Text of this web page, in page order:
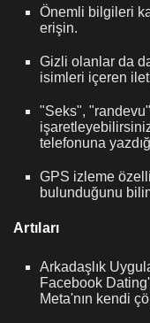
Önemli bilgileri
erişin.
Gizli olanlar da
isimleri içeren
"Seks",
telefonuna
GPS izleme
bulunduğunu
Artıları
Arkadaşlık
Facebook
Meta'nın kendi